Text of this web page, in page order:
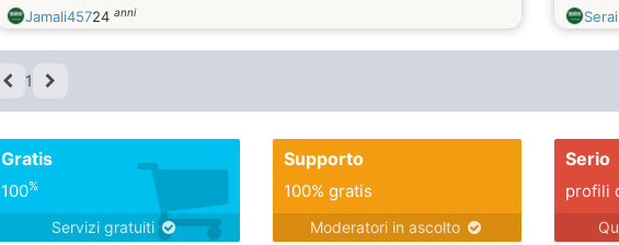
Jamali45724 anni
1
Gratis
100%
Servizi gratuiti
Supporto
100% gratis
Moderatori in ascolto
Serio
profili